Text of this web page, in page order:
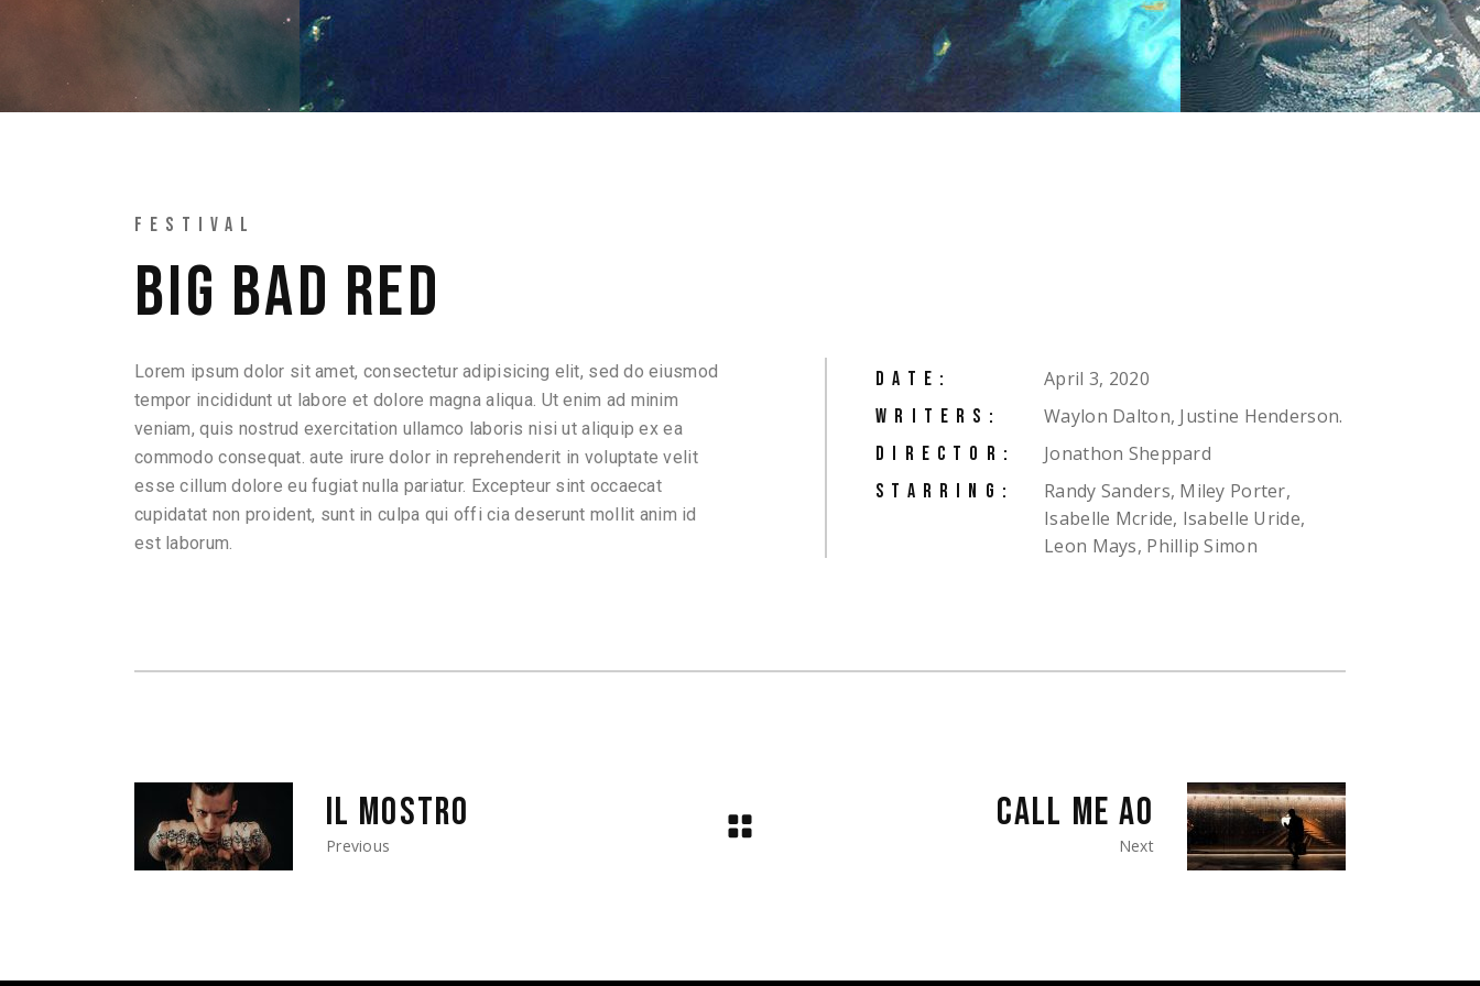
FESTIVAL
BIG BAD RED
Lorem ipsum dolor sit amet, consectetur adipisicing elit, sed do eiusmod
tempor incididunt ut labore et dolore magna aliqua. Ut enim ad minim
veniam, quis nostrud exercitation ullamco laboris nisi ut aliquip ex ea
commodo consequat. aute irure dolor in reprehenderit in voluptate velit
esse cillum dolore eu fugiat nulla pariatur. Excepteur sint occaecat
cupidatat non proident, sunt in culpa qui offi cia deserunt mollit anim id
est laborum.
DATE: April 3, 2020
WRITERS: Waylon Dalton, Justine Henderson.
DIRECTOR: Jonathon Sheppard
STARRING:
Randy Sanders, Miley Porter,
Isabelle Mcride, Isabelle Uride,
Leon Mays, Phillip Simon
IL MOSTRO
Previous
CALL ME AO
Next